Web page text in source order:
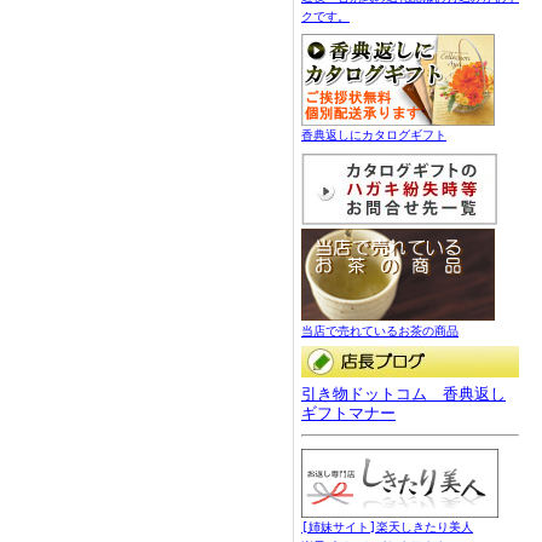
クです。
香典返しにカタログギフト
当店で売れているお茶の商品
引き物ドットコム 香典返し
ギフトマナー
[姉妹サイト]楽天しきたり美人